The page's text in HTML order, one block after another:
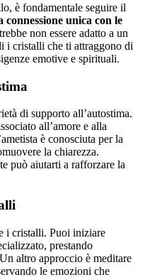
è fondamentale seguire il
connessione unica con le
non essere adatto a un
i cristalli che ti attraggono di
emotive e spirituali.
di supporto all’autostima.
all’amore e alla
è conosciuta per la
la chiarezza.
può aiutarti a rafforzare la
i cristalli. Puoi iniziare
prestando
altro approccio è meditare
le emozioni che